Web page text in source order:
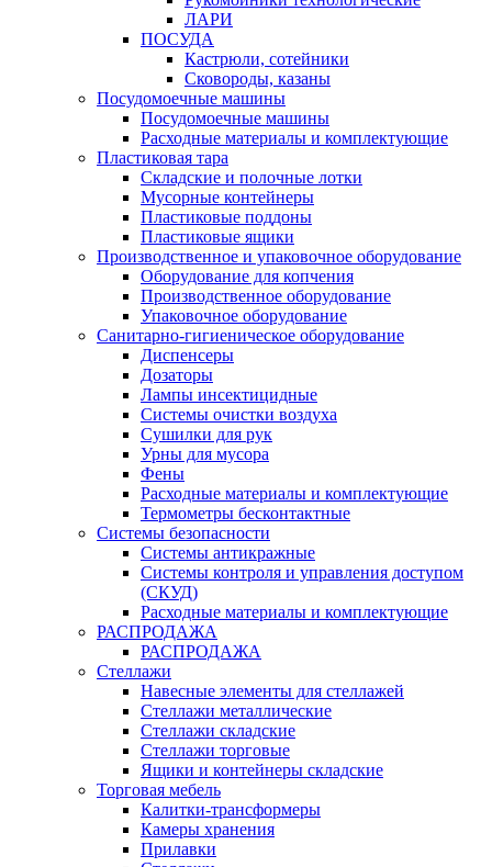
ЛАРИ
ПОСУДА
Кастрюли, сотейники
Сковороды, казаны
Посудомоечные машины
Посудомоечные машины
Расходные материалы и комплектующие
Пластиковая тара
Складские и полочные лотки
Мусорные контейнеры
Пластиковые поддоны
Пластиковые ящики
Производственное и упаковочное оборудование
Оборудование для копчения
Производственное оборудование
Упаковочное оборудование
Санитарно-гигиеническое оборудование
Диспенсеры
Дозаторы
Лампы инсектицидные
Системы очистки воздуха
Сушилки для рук
Урны для мусора
Фены
Расходные материалы и комплектующие
Термометры бесконтактные
Системы безопасности
Системы антикражные
Системы контроля и управления доступом
(СКУД)
Расходные материалы и комплектующие
РАСПРОДАЖА
РАСПРОДАЖА
Стеллажи
Навесные элементы для стеллажей
Стеллажи металлические
Стеллажи складские
Стеллажи торговые
Ящики и контейнеры складские
Торговая мебель
Калитки-трансформеры
Камеры хранения
Прилавки